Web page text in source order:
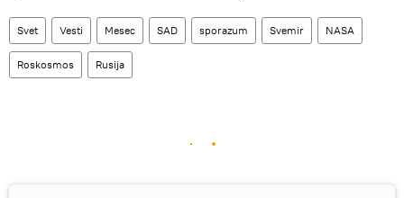
Svet Vesti Mesec SAD sporazum Svemir NASA
Roskosmos Rusija